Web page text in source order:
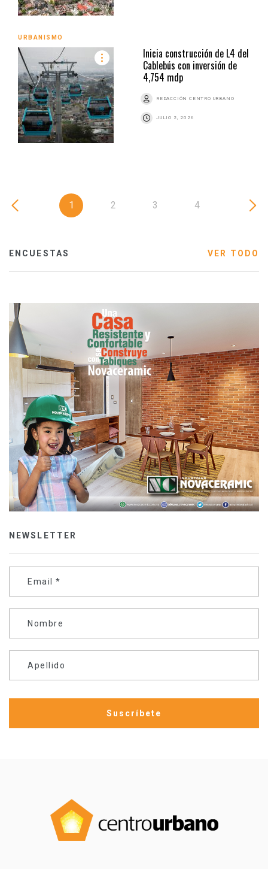
URBANISMO
Inicia construcción de L4 del
Cablebús con inversión de
4,754 mdp
REDACCIÓN CENTRO URBANO
JULIO 2, 2026
1 2 3 4
ENCUESTAS VER TODO
NEWSLETTER
Email *
Nombre
Apellido